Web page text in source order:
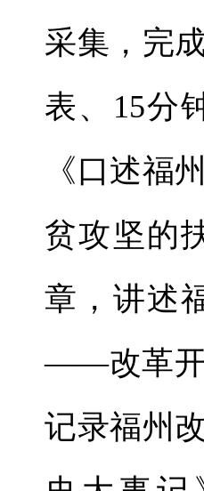
采集，完
表、15分
《口述福
贫攻坚的
章，讲述
——改革开
记录福州